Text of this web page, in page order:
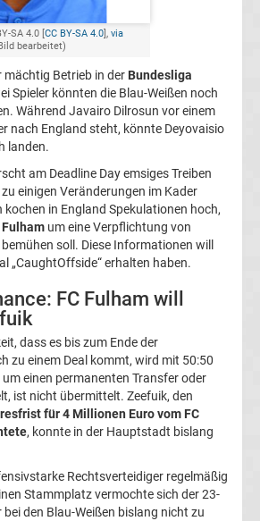
SA 4.0 [CC BY-SA 4.0], via
bearbeitet)
Betrieb in der Bundesliga
Spieler könnten die Blau-Weißen noch
Während Javairo Dilrosun vor einem
nach England steht, könnte Deyovaisio
landen.
am Deadline Day emsiges Treiben
einigen Veränderungen im Kader
kochen in England Spekulationen hoch,
Fulham um eine Verpflichtung von
bemühen soll. Diese Informationen will
„CaughtOffside“ erhalten haben.
FC Fulham will
dass es bis zum Ende der
zu einem Deal kommt, wird mit 50:50
einen permanenten Transfer oder
ist nicht übermittelt. Zeefuik, den
für 4 Millionen Euro vom FC
, konnte in der Hauptstadt bislang
Rechtsverteidiger regelmäßig
Stammplatz vermochte sich der 23-
den Blau-Weißen bislang nicht zu